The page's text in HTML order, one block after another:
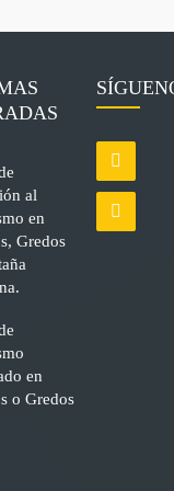
al
en
Gredos
en
o Gredos